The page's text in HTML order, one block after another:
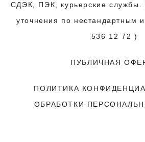
СДЭК, ПЭК, курьерские службы.
уточнения по нестандартным
536 12 72 )
ПУБЛИЧНАЯ
ПОЛИТИКА
ОБРАБОТКИ